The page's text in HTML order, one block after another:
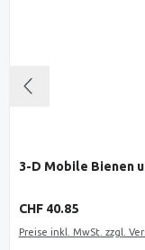
3-D Mobile Bienen
Regulärer Preis:
CHF 40.85
Preise inkl. MwSt. zzgl.